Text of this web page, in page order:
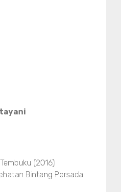
(2016)
Bintang Persada